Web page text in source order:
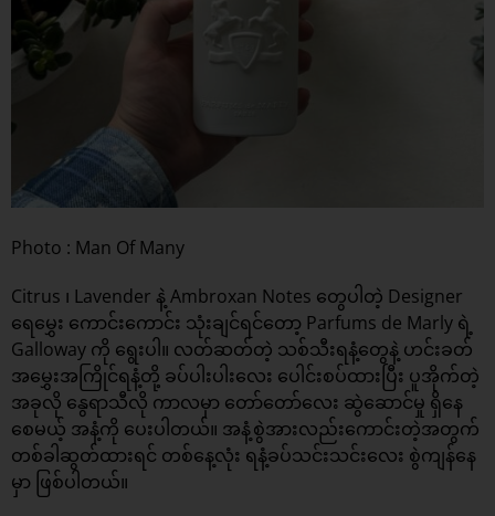
Photo : Man Of Many
Citrus ၊ Lavender နဲ့ Ambroxan Notes တွေပါတဲ့ Designer
ရေမွှေး ကောင်းကောင်း သုံးချင်ရင်တော့ Parfums de Marly ရဲ့
Galloway ကို ရွေးပါ။ လတ်ဆတ်တဲ့ သစ်သီးရနံ့တွေနဲ့ ဟင်းခတ်
အမွှေးအကြိုင်ရနံ့တို့ ခပ်ပါးပါးလေး ပေါင်းစပ်ထားပြီး ပူအိုက်တဲ့
အခုလို နွေရာသီလို ကာလမှာ တော်တော်လေး ဆွဲဆောင်မှု ရှိနေ
စေမယ့် အနံ့ကို ပေးပါတယ်။ အနံ့စွဲအားလည်းကောင်းတဲ့အတွက်
တစ်ခါဆွတ်ထားရင် တစ်နေ့လုံး ရနံ့ခပ်သင်းသင်းလေး စွဲကျန်နေ
မှာ ဖြစ်ပါတယ်။